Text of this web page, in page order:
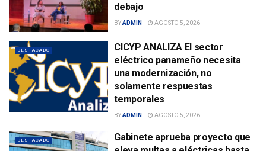
debajo
BYADMIN AGOSTO 5, 2026
DESTACADO
CICYP ANALIZA El sector
eléctrico panameño necesita
una modernización, no
solamente respuestas
temporales
BYADMIN AGOSTO 5, 2026
DESTACADO
Gabinete aprueba proyecto que